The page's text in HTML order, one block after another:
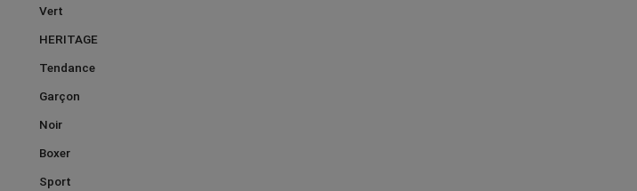
Vert
HERITAGE
Tendance
Garçon
Noir
Boxer
Sport